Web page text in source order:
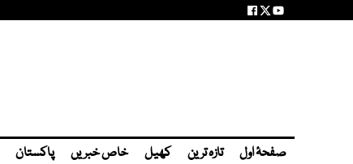
صفحۂ اول تازہ ترین کھیل خاص خبریں پاکستان